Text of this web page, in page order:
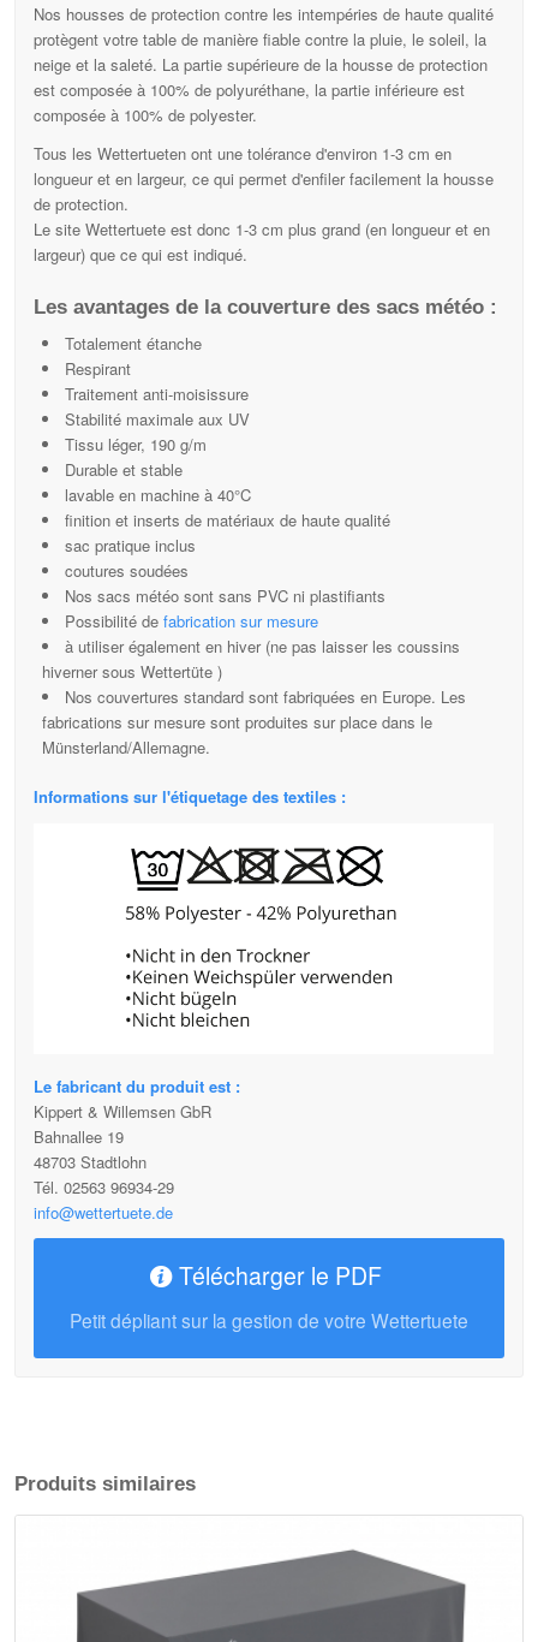
Nos housses de protection contre les intempéries de haute qualité
protègent votre table de manière fiable contre la pluie, le soleil, la
neige et la saleté. La partie supérieure de la housse de protection
est composée à 100% de polyuréthane, la partie inférieure est
composée à 100% de polyester.
Tous les Wettertueten ont une tolérance d'environ 1-3 cm en
longueur et en largeur, ce qui permet d'enfiler facilement la housse
de protection.
Le site Wettertuete est donc 1-3 cm plus grand (en longueur et en
largeur) que ce qui est indiqué.
Les avantages de la couverture des sacs météo :
Totalement étanche
Respirant
Traitement anti-moisissure
Stabilité maximale aux UV
Tissu léger, 190 g/m
Durable et stable
lavable en machine à 40°C
finition et inserts de matériaux de haute qualité
sac pratique inclus
coutures soudées
Nos sacs météo sont sans PVC ni plastifiants
Possibilité de fabrication sur mesure
à utiliser également en hiver (ne pas laisser les coussins
hiverner sous Wettertüte )
Nos couvertures standard sont fabriquées en Europe. Les
fabrications sur mesure sont produites sur place dans le
Münsterland/Allemagne.
Informations sur l'étiquetage des textiles :
Le fabricant du produit est :
Kippert & Willemsen GbR
Bahnallee 19
48703 Stadtlohn
Tél. 02563 96934-29
info@wettertuete.de
Télécharger le PDF
Petit dépliant sur la gestion de votre Wettertuete
Produits similaires